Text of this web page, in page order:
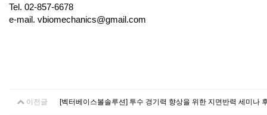
Tel. 02-857-6678
e-mail. vbiomechanics@gmail.com
이전글 [벡터베이스볼솔루션] 투수 경기력 향상을 위한 지면반력 세미나